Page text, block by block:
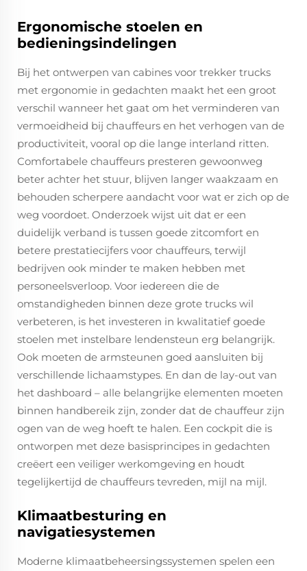
Ergonomische stoelen en
bedieningsindelingen
Bij het ontwerpen van cabines voor trekker trucks
met ergonomie in gedachten maakt het een groot
verschil wanneer het gaat om het verminderen van
vermoeidheid bij chauffeurs en het verhogen van de
productiviteit, vooral op die lange interland ritten.
Comfortabele chauffeurs presteren gewoonweg
beter achter het stuur, blijven langer waakzaam en
behouden scherpere aandacht voor wat er zich op de
weg voordoet. Onderzoek wijst uit dat er een
duidelijk verband is tussen goede zitcomfort en
betere prestatiecijfers voor chauffeurs, terwijl
bedrijven ook minder te maken hebben met
personeelsverloop. Voor iedereen die de
omstandigheden binnen deze grote trucks wil
verbeteren, is het investeren in kwalitatief goede
stoelen met instelbare lendensteun erg belangrijk.
Ook moeten de armsteunen goed aansluiten bij
verschillende lichaamstypes. En dan de lay-out van
het dashboard – alle belangrijke elementen moeten
binnen handbereik zijn, zonder dat de chauffeur zijn
ogen van de weg hoeft te halen. Een cockpit die is
ontworpen met deze basisprincipes in gedachten
creëert een veiliger werkomgeving en houdt
tegelijkertijd de chauffeurs tevreden, mijl na mijl.
Klimaatbesturing en
navigatiesystemen
Moderne klimaatbeheersingssystemen spelen een